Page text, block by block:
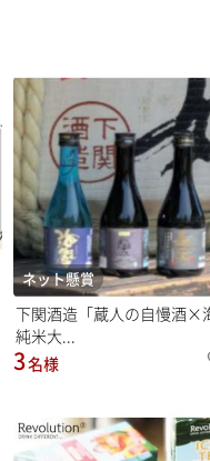
ネット懸賞
下関酒造「蔵人の自慢酒×
純米大...
3名様